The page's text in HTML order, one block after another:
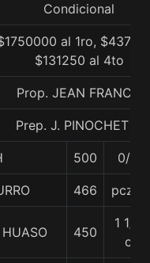
Condicional
al 1ro,
$131250 al 4to
Prop. JEAN FRANCO
Prep. J. PINOCHET P.
500 0/0
466 pczo.
450
1 1/4
c